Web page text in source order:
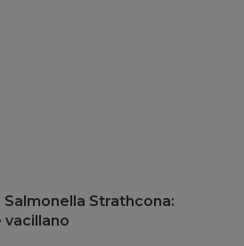
Strathcona: